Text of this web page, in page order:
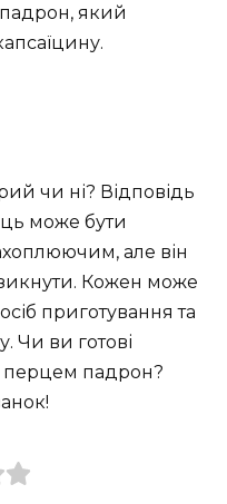
який
чи ні? Відповідь
може бути
але він
Кожен може
приготування та
Чи ви готові
перцем падрон?